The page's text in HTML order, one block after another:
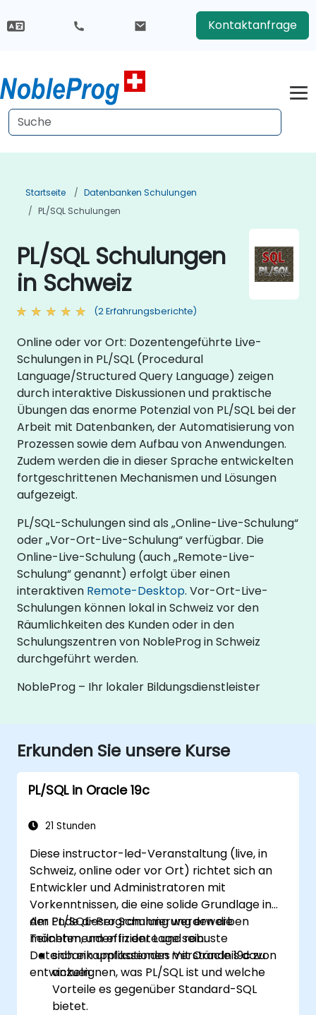
Kontaktanfrage
Startseite
Datenbanken Schulungen
PL/SQL Schulungen
PL/SQL Schulungen
in Schweiz
(2 Erfahrungsberichte)
Online oder vor Ort: Dozentengeführte Live-
Schulungen in PL/SQL (Procedural
Language/Structured Query Language) zeigen
durch interaktive Diskussionen und praktische
Übungen das enorme Potenzial von PL/SQL bei der
Arbeit mit Datenbanken, der Automatisierung von
Prozessen sowie dem Aufbau von Anwendungen.
Zudem werden die in dieser Sprache entwickelten
fortgeschrittenen Mechanismen und Lösungen
aufgezeigt.
PL/SQL-Schulungen sind als „Online-Live-Schulung“
oder „Vor-Ort-Live-Schulung“ verfügbar. Die
Online-Live-Schulung (auch „Remote-Live-
Schulung“ genannt) erfolgt über einen
interaktiven Remote-Desktop. Vor-Ort-Live-
Schulungen können lokal in Schweiz vor den
Räumlichkeiten des Kunden oder in den
Schulungszentren von NobleProg in Schweiz
durchgeführt werden.
NobleProg – Ihr lokaler Bildungsdienstleister
Erkunden Sie unsere Kurse
PL/SQL in Oracle 19c
21 Stunden
Diese instructor-led-Veranstaltung (live, in
Schweiz, online oder vor Ort) richtet sich an
Entwickler und Administratoren mit
Vorkenntnissen, die eine solide Grundlage in
der PL/SQL-Programmierung erwerben
möchten, um effiziente und robuste
Datenbankapplikationen mit Oracle 19c zu
entwickeln.
Am Ende dieser Schulung werden die
Teilnehmenden in der Lage sein:
sich ein umfassendes Verständnis davon
anzueignen, was PL/SQL ist und welche
Vorteile es gegenüber Standard-SQL
bietet.